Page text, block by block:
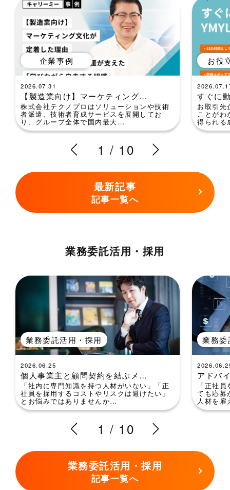
企業事例
2026.07.31
【製造業向け】マーケティング…
株式会社テクノプロはソリューションや技術
者派遣、技術者育成サービスを展開してお
り、グループ全体で国内最大…
お役
すぐに
お取引
ことが
得られ
1 / 10
最新記事
記事一覧へ
業務委託活用・採用
業務委託活用・採用
2026.06.25
個人事業主と顧問契約を結ぶメ…
「社内に専門知識を持つ人材がいない」「正
社員を採用するコストやリスクは避けたい」
とお悩みではありませんか…
業務
アドバ
「正社
ても応募
人材を
1 / 10
業務委託活用・採用
記事一覧へ